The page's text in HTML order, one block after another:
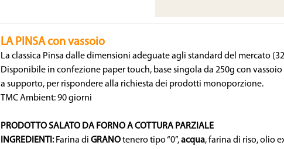
LA PINSA con vassoio
La classica Pinsa dalle dimensioni adeguate agli standard del mercato
Disponibile in confezione paper touch, base singola da 250g con
a supporto, per rispondere alla richiesta dei prodotti monoporzione.
TMC Ambient: 90 giorni
PRODOTTO SALATO DA FORNO A COTTURA PARZIALE
INGREDIENTI:Farina diGRANOtenero tipo “0”,acqua, farina di riso, olio